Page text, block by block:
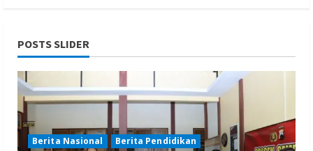
POSTS SLIDER
Berita Nasional
Berita Pendidikan